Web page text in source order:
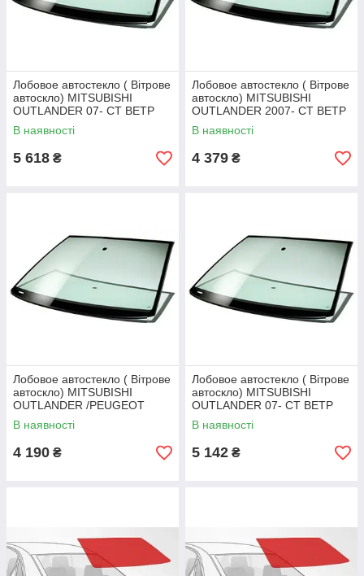
Лобовое автостекло ( Вітрове
автоскло) MITSUBISHI
OUTLANDER 07- СТ ВЕТР
ЗЛ+ЭО+ДД
В наявності
5 618 ₴
Лобовое автостекло ( Вітрове
автоскло) MITSUBISHI
OUTLANDER 2007- СТ ВЕТР
ЗЛ+ЭО+КР/PEUGEOT 4007
07 СТ ВЕТР ЗЛ+ЭО/CITROEN
ВЕТР
В наявності
4 379 ₴
Лобовое автостекло ( Вітрове
автоскло) MITSUBISHI
OUTLANDER /PEUGEOT
4007 /CITROEN C-CROSSER
2007-СТ ВЕТР ЗЛ+ДД
В наявності
4 190 ₴
Лобовое автостекло ( Вітрове
автоскло) MITSUBISHI
OUTLANDER 07- СТ ВЕТР
ЗЛ+ЭО+ДД
В наявності
5 142 ₴